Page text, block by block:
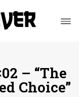
– “The
Choice”